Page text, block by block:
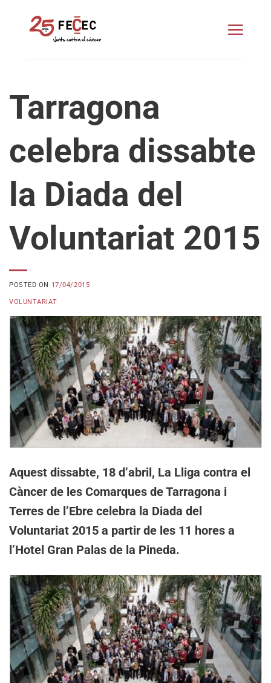
Tarragona
celebra dissabte
la Diada del
Voluntariat 2015
POSTED ON 17/04/2015
VOLUNTARIAT
Aquest dissabte, 18 d’abril, La Lliga contra el
Càncer de les Comarques de Tarragona i
Terres de l’Ebre celebra la Diada del
Voluntariat 2015 a partir de les 11 hores a
l’Hotel Gran Palas de la Pineda.